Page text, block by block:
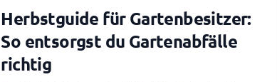
Herbstguide für Gartenbesitzer:
So entsorgst du Gartenabfälle
richtig